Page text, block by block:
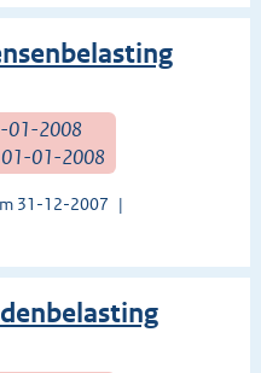
01-2008
01-01-2008
31-12-2007